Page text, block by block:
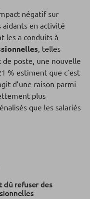
négatif sur
aidants en activité
les a conduits à
, telles
de poste, une nouvelle
% estiment que c’est
d’une raison parmi
plus
que les salariés
dû refuser des